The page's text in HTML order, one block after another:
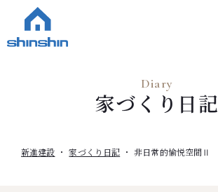
Diary
家づくり日記
新進建設 家づくり日記 非日常的愉悦空間Ⅱ